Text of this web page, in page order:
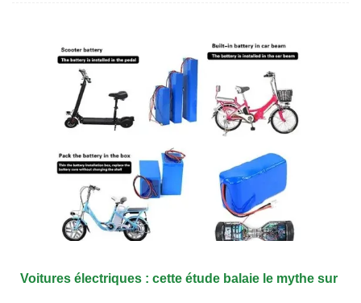
Voitures électriques : cette étude balaie le mythe sur